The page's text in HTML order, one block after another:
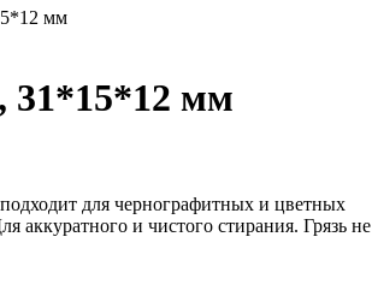
мм
31*15*12 мм
для чернографитных и цветных
аккуратного и чистого стирания. Грязь не